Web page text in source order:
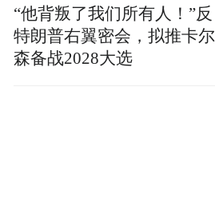
“他背叛了我们所有人！”反
特朗普右翼密会，拟推卡尔
森备战2028大选